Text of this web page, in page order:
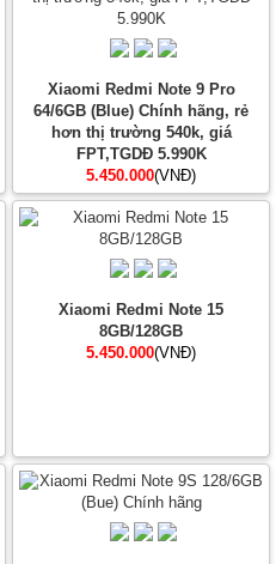
Xiaomi Redmi Note 9 Pro
64/6GB (Blue) Chính hãng, rẻ
hơn thị trường 540k, giá
FPT,TGDĐ 5.990K
5.450.000(VNĐ)
Xiaomi Redmi Note 15
8GB/128GB
5.450.000(VNĐ)